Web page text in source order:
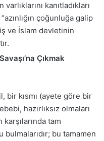
kanıtladıkları
çoğunluğa galip
ve İslam devletinin
Çıkmak
bir kısmı (ayete göre bir
hazırlıksız olmaları
tam
bulmalarıdır; bu tamamen